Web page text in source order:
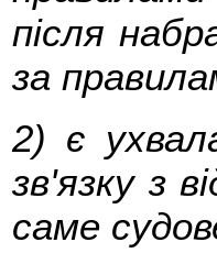
після
за
2) є
зв'язку з
саме